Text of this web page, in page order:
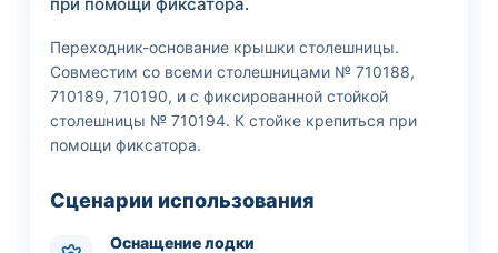
Переходник-основание крышки столешницы.
Совместим со всеми столешницами № 710188,
710189, 710190, и с фиксированной стойкой
столешницы № 710194. К стойке крепиться при
помощи фиксатора.
Сценарии использования
Оснащение лодки